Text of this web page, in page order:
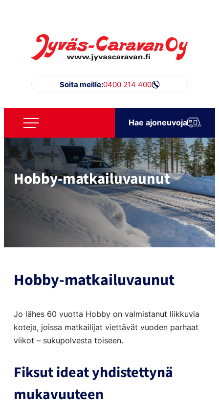
sisältöön
Jyväs-Caravan Oy
Soita meille:0400 214 400
Hae ajoneuvoja
Hobby-matkailuvaunut
Hobby-matkailuvaunut
Jo lähes 60 vuotta Hobby on valmistanut liikkuvia
koteja, joissa matkailijat viettävät vuoden parhaat
viikot – sukupolvesta toiseen.
Fiksut ideat yhdistettynä
mukavuuteen